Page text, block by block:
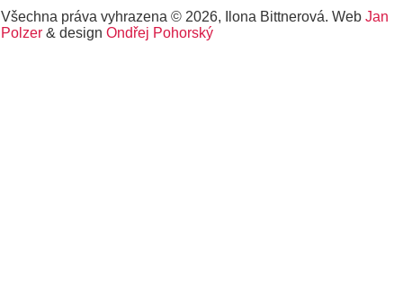
Všechna práva vyhrazena © 2026, Ilona Bittnerová. Web Jan
Polzer & design Ondřej Pohorský